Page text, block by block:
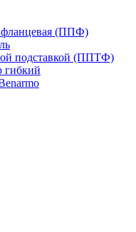
фланцевая (ППФ)
подставкой (ППТФ)
гибкий